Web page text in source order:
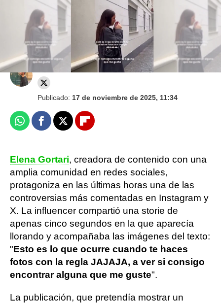
Juan Carrasco
Publicado: 17 de noviembre de 2025, 11:34
WhatsappFacebook
X Flipboard
Elena Gortari, creadora de contenido con una
amplia comunidad en redes sociales,
protagoniza en las últimas horas una de las
controversias más comentadas en Instagram y
X. La influencer compartió una storie de
apenas cinco segundos en la que aparecía
llorando y acompañaba las imágenes del texto:
"Esto es lo que ocurre cuando te haces
fotos con la regla JAJAJA, a ver si consigo
encontrar alguna que me guste".
La publicación, que pretendía mostrar un